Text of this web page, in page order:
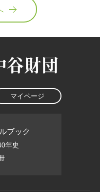
マイページ
ブック
年史